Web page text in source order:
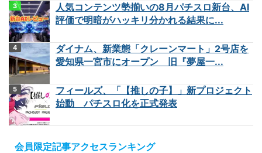
人気コンテンツ勢揃いの8月パチスロ新台、AI
評価で明暗がハッキリ分かれる結果に...
ダイナム、新業態「クレーンマート」2号店を
愛知県一宮市にオープン 旧『夢屋一...
フィールズ、「【推しの子】」新プロジェクト
始動 パチスロ化を正式発表
会員限定記事アクセスランキング